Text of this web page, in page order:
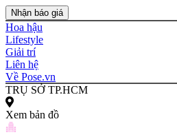
Nhận báo giá
Hoa hậu
Lifestyle
Giải trí
Liên hệ
Về Pose.vn
TRỤ SỞ TP.HCM
Xem bản đồ